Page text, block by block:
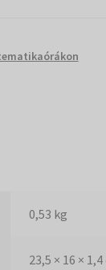
0,53 kg
23,5 × 16 ×